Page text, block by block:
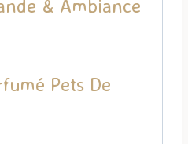
& Ambiance
Pets De